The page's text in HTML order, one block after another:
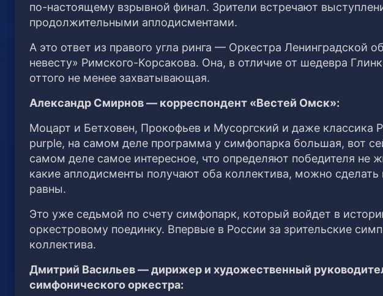
по-настоящему взрывной финал. Зрители встречают
продолжительными аплодисментами.
А это ответ из правого угла ринга — Оркестра Ленинградской
невесту» Римского-Корсакова. Она, в отличие от шедевра
оттого не менее захватывающая.
Александр Смирнов — корреспондент «Вестей Омск»:
Моцарт и Бетховен, Прокофьев и Мусоргский и даже классика
purple, на самом деле программа у симфопарка большая, вот
самом деле самое интересное, что определяют победителя не
какие аплодисменты получают оба коллектива, можно
равны.
Это уже седьмой по счету симфопарк, который войдет в
оркестровому поединку. Впервые в России за зрительские
коллектива.
Дмитрий Васильев — дирижер и художественный
симфонического оркестра: